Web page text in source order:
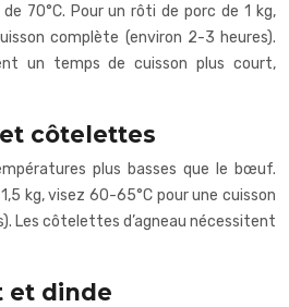
70°C. Pour un rôti de porc de 1 kg,
complète (environ 2-3 heures).
un temps de cuisson plus court,
côtelettes
plus basses que le bœuf.
kg, visez 60-65°C pour une cuisson
Les côtelettes d’agneau nécessitent
et dinde